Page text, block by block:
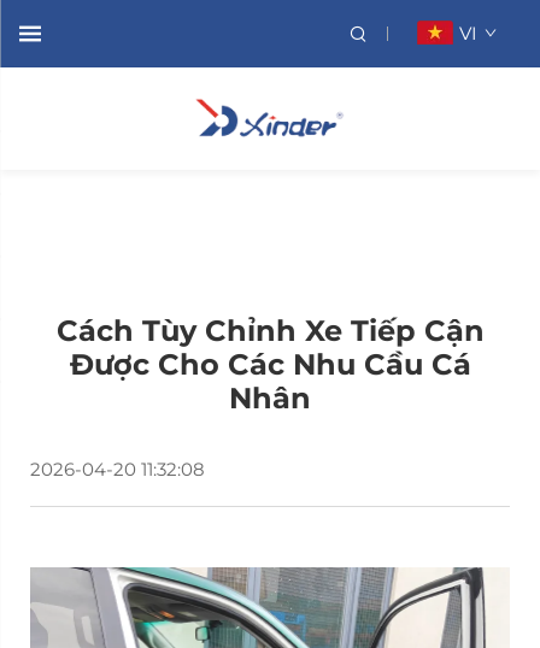
VI
Cách Tùy Chỉnh Xe Tiếp Cận
Được Cho Các Nhu Cầu Cá
Nhân
2026-04-20 11:32:08